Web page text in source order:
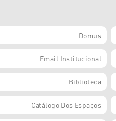
Domus
Email Institucional
Biblioteca
Catálogo Dos Espaços